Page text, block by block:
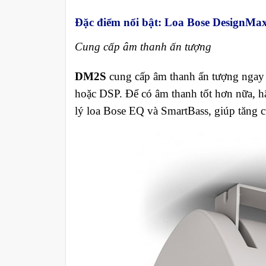
Đặc điểm nổi bật: Loa Bose
Cung cấp âm thanh ấn tượng
DM2S cung cấp âm thanh ấn tượng
hoặc DSP. Để có âm thanh tốt hơn nữa,
lý loa Bose EQ và SmartBass, giúp tăng